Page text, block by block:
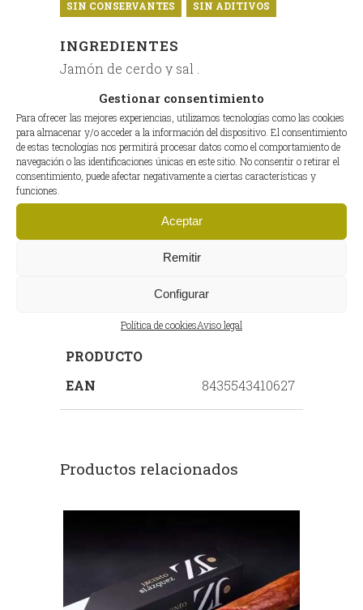
Gestionar consentimiento
Para ofrecer las mejores experiencias, utilizamos tecnologías como las cookies
para almacenar y/o acceder a la información del dispositivo. El consentimiento
de estas tecnologías nos permitirá procesar datos como el comportamiento de
navegación o las identificaciones únicas en este sitio. No consentir o retirar el
consentimiento, puede afectar negativamente a ciertas características y
funciones.
Aceptar
Remitir
Configurar
Política de cookiesAviso legal
SIN CONSERVANTES SIN ADITIVOS
INGREDIENTES
Jamón de cerdo y sal .
VALORES NUTRICIONALES (EN
100G)
Valor energético: 356 kcal / 1480
Proteínas (g): 32,2 Hidratos de carbono
(g): <0,5
– De los cuales azúcares: (g): <0,5
– De las cuales saturadas (g): 8,0
INFORMACIÓN ADICIONAL
PESO DEL
PRODUCTO
8 – 8,5 kg
EAN 8435543410627
Productos relacionados